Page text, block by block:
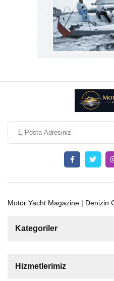
Motor Yacht Magazine | Denizin
Kategoriler
Tekne
Hizmetlerimiz